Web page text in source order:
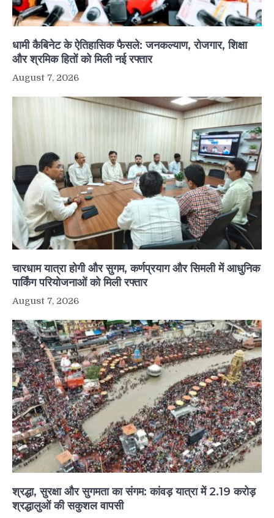
धामी कैबिनेट के ऐतिहासिक फैसले: जनकल्याण, रोजगार, शिक्षा
और श्रमिक हितों को मिली नई रफ्तार
August 7, 2026
चारधाम यात्रा होगी और सुगम, कर्णप्रयाग और सिमली में आधुनिक
पार्किंग परियोजनाओं को मिली रफ्तार
August 7, 2026
श्रद्धा, सुरक्षा और सुगमता का संगम: कांवड़ यात्रा में 2.19 करोड़
श्रद्धालुओं की सकुशल वापसी